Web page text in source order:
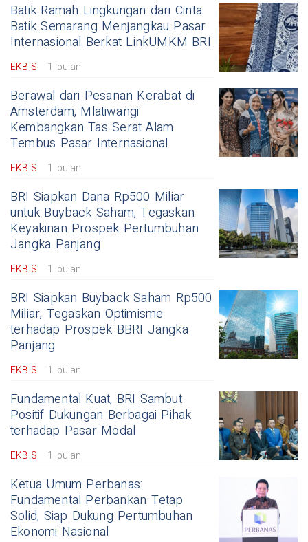
Batik Ramah Lingkungan dari Cinta
Batik Semarang Menjangkau Pasar
Internasional Berkat LinkUMKM BRI
EKBIS 1 bulan
Berawal dari Pesanan Kerabat di
Amsterdam, Mlatiwangi
Kembangkan Tas Serat Alam
Tembus Pasar Internasional
EKBIS 1 bulan
BRI Siapkan Dana Rp500 Miliar
untuk Buyback Saham, Tegaskan
Keyakinan Prospek Pertumbuhan
Jangka Panjang
EKBIS 1 bulan
BRI Siapkan Buyback Saham Rp500
Miliar, Tegaskan Optimisme
terhadap Prospek BBRI Jangka
Panjang
EKBIS 1 bulan
Fundamental Kuat, BRI Sambut
Positif Dukungan Berbagai Pihak
terhadap Pasar Modal
EKBIS 1 bulan
Ketua Umum Perbanas:
Fundamental Perbankan Tetap
Solid, Siap Dukung Pertumbuhan
Ekonomi Nasional